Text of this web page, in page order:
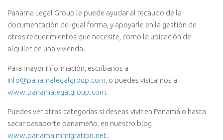
Panama Legal Group le puede ayudar al recaudo de la
documentación de igual forma, y apoyarle en la gestión de
otros requerimientos que necesite, como la ubicación de
alquiler de una vivienda.
Para mayor información, escríbanos a
info@panamalegalgroup.com , o puedes visitarnos a
www.panamalegalgroup.com.
Puedes ver otras categorías si deseas vivir en Panamá o hasta
sacar pasaporte panameño, en nuestro blog
www.panamaimmigration.net.